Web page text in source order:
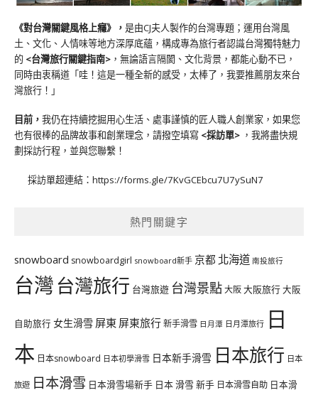
《對台灣關鍵風格上癮》 ， 是由CJ夫人製作的台灣專題；運用台灣風
土、文化、人情味等地方深厚底蘊，構成專為旅行者認識台灣獨特魅力
的 <台灣旅行關鍵指南> ，無論語言隔閡、文化背景，都能心動不已，
同時由衷稱道「哇！這是一種全新的感受，太棒了，我要推薦朋友來台
灣旅行！」
目前， 我仍在持續挖掘用心生活、處事謹慎的匠人職人創業家，如果您
也有很棒的品牌故事和創業理念，請撥空填寫 <採訪單> ，我將盡快規
劃採訪行程，並與您聯繫！
採訪單超連結： https://forms.gle/7KvGCEbcu7U7ySuN7
熱門關鍵字
snowboard snowboardgirl snowboard新手 京都 北海道 南投旅行
台灣台灣旅行 台灣旅遊 台灣景點大阪大阪旅行大阪
自助旅行 女生滑雪 屏東 屏東旅行新手滑雪 日月潭 日月潭旅行 日
本 日本snowboard 日本初學滑雪 日本新手滑雪 日本旅行 日本
旅遊 日本滑雪 日本滑雪場新手 日本 滑雪 新手 日本滑雪自助 日本滑